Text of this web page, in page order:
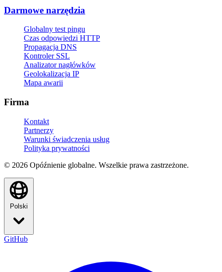
Darmowe narzędzia
Globalny test pingu
Czas odpowiedzi HTTP
Propagacja DNS
Kontroler SSL
Analizator nagłówków
Geolokalizacja IP
Mapa awarii
Firma
Kontakt
Partnerzy
Warunki świadczenia usług
Polityka prywatności
© 2026 Opóźnienie globalne. Wszelkie prawa zastrzeżone.
Polski
GitHub